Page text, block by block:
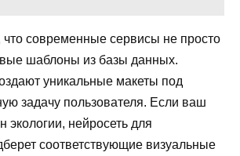
что современные сервисы не просто
шаблоны из базы данных.
уникальные макеты под
задачу пользователя. Если ваш
экологии, нейросеть для
соответствующие визуальные